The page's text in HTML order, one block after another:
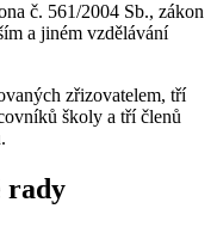
č. 561/2004 Sb., zákon
a jiném vzdělávání
zřizovatelem, tří
školy a tří členů
rady